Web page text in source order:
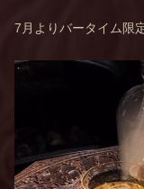
7月よりバータイム限